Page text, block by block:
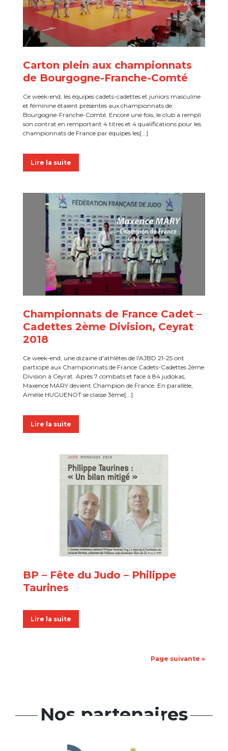
Carton plein aux championnats
de Bourgogne-Franche-Comté
Ce week-end, les équipes cadets-cadettes et juniors masculine
et féminine étaient présentes aux championnats de
Bourgogne-Franche-Comté. Encore une fois, le club a rempli
son contrat en remportant 4 titres et 4 qualifications pour les
championnats de France par équipes les[...]
Lire la suite
Championnats de France Cadet –
Cadettes 2ème Division, Ceyrat
2018
Ce week-end, une dizaine d'athlètes de l'AJBD 21-25 ont
participé aux Championnats de France Cadets-Cadettes 2ème
Division à Ceyrat. Après 7 combats et face à 84 judokas,
Maxence MARY devient Champion de France. En parallèle,
Amélie HUGUENOT se classe 3ème[...]
Lire la suite
BP – Fête du Judo – Philippe
Taurines
Lire la suite
Page suivante »
Nos partenaires